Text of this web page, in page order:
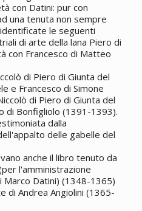
con Datini: pur con
una tenuta non sempre
le seguenti
di arte della lana Piero di
con Francesco di Matteo
di Piero di Giunta del
e Francesco di Simone
di Piero di Giunta del
di Bonfigliolo (1391-1393).
dalla
delle gabelle del
anche il libro tenuto da
l'amministrazione
Marco Datini) (1348-1365)
di Andrea Angiolini (1365-